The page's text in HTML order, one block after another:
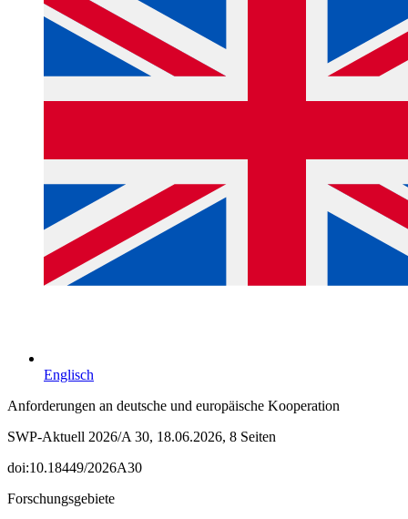
Englisch
Anforderungen an deutsche und europäische Kooperation
SWP-Aktuell 2026/A 30, 18.06.2026, 8 Seiten
doi:10.18449/2026A30
Forschungsgebiete